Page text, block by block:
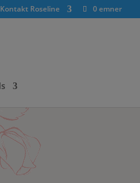
Kontakt Roseline 0 emner